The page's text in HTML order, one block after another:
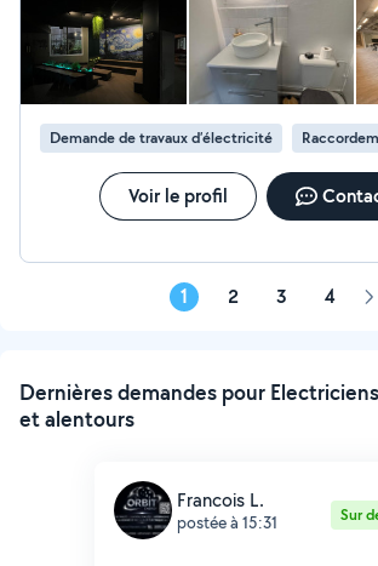
installations avec efficacité.
Demande de travaux d’électricité
Voir le profil
1 2 3 4
Dernières demandes pour
et alentours
Francois L.
postée à 15:31 Sur